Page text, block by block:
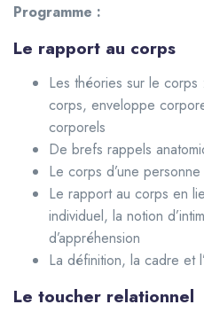
Programme :
Le rapport au corps
Les théories sur le
corps, enveloppe
corporels
De brefs rappels
Le corps d’une
Le rapport au corps en
individuel, la notion
d’appréhension
La définition, la cadre et
Le toucher relationnel